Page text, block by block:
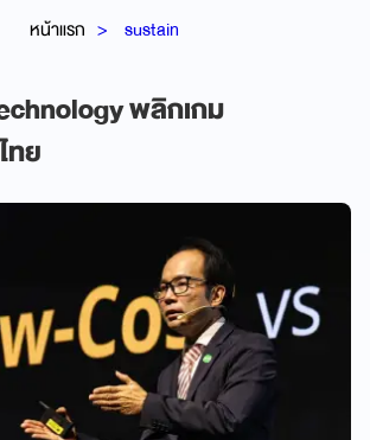
หน้าแรก sustain
พลิกเกม
ทย